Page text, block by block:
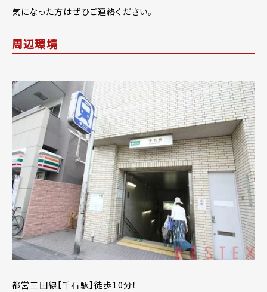
気になった方はぜひご連絡ください。
周辺環境
都営三田線【千石駅】徒歩10分！